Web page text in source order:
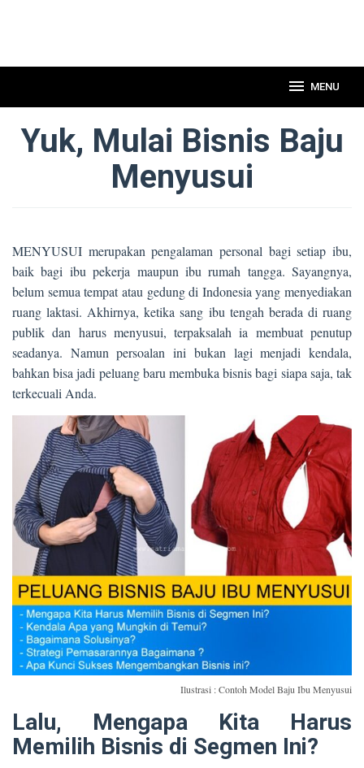
MENU
Yuk, Mulai Bisnis Baju
Menyusui
MENYUSUI merupakan pengalaman personal bagi setiap ibu,
baik bagi ibu pekerja maupun ibu rumah tangga. Sayangnya,
belum semua tempat atau gedung di Indonesia yang menyediakan
ruang laktasi. Akhirnya, ketika sang ibu tengah berada di ruang
publik dan harus menyusui, terpaksalah ia membuat penutup
seadanya. Namun persoalan ini bukan lagi menjadi kendala,
bahkan bisa jadi peluang baru membuka bisnis bagi siapa saja, tak
terkecuali Anda.
Ilustrasi : Contoh Model Baju Ibu Menyusui
Lalu, Mengapa Kita Harus
Memilih Bisnis di Segmen Ini?